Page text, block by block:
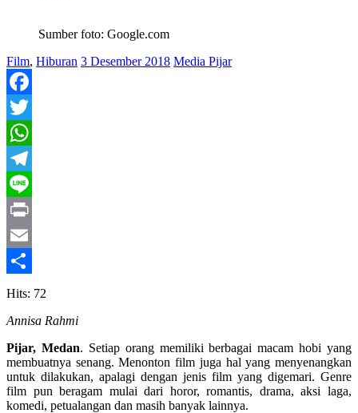
Sumber foto: Google.com
Film, Hiburan 3 Desember 2018 Media Pijar
Facebook
Twitter
WhatsApp
Telegram
Line
Print
Email
Share
Hits: 72
Annisa Rahmi
Pijar, Medan. Setiap orang memiliki berbagai macam hobi yang
membuatnya senang. Menonton film juga hal yang menyenangkan
untuk dilakukan, apalagi dengan jenis film yang digemari. Genre
film pun beragam mulai dari horor, romantis, drama, aksi laga,
komedi, petualangan dan masih banyak lainnya.